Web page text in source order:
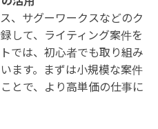
、サグーワークスなどのク
して、ライティング案件を
では、初心者でも取り組み
ます。まずは小規模な案件
とで、より高単価の仕事に